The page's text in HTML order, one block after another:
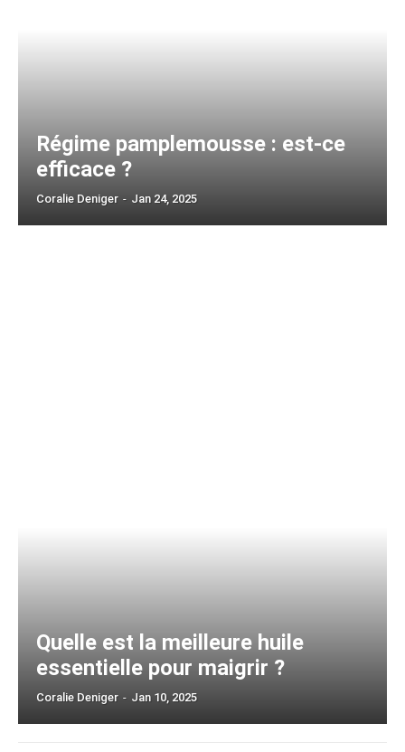
Régime pamplemousse : est-ce
efficace ?
Coralie Deniger - Jan 24, 2025
Quelle est la meilleure huile
essentielle pour maigrir ?
Coralie Deniger - Jan 10, 2025